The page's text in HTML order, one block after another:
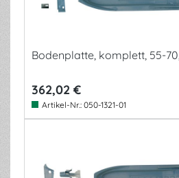
Bodenplatte, komplett, 55-
362,02 €
Artikel-Nr.: 050-1321-01